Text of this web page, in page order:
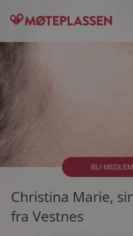
BLI MEDLEM
Christina Marie,
fra Vestnes